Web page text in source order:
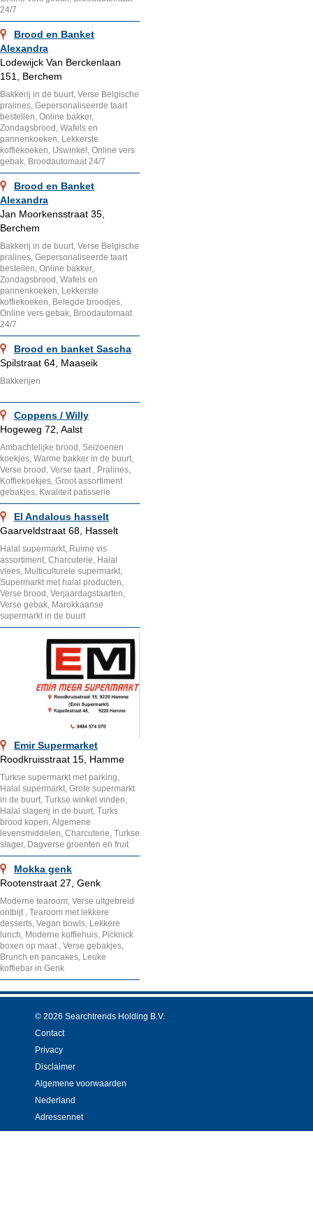
24/7
Brood en Banket
Alexandra
Lodewijck Van Berckenlaan
151, Berchem
Bakkerij in de buurt, Verse Belgische
pralines, Gepersonaliseerde taart
bestellen, Online bakker,
Zondagsbrood, Wafels en
pannenkoeken, Lekkerste
koffiekoeken, IJswinkel, Online vers
gebak, Broodautomaat 24/7
Brood en Banket
Alexandra
Jan Moorkensstraat 35,
Berchem
Bakkerij in de buurt, Verse Belgische
pralines, Gepersonaliseerde taart
bestellen, Online bakker,
Zondagsbrood, Wafels en
pannenkoeken, Lekkerste
koffiekoeken, Belegde broodjes,
Online vers gebak, Broodautomaat
24/7
Brood en banket Sascha
Spilstraat 64, Maaseik
Bakkerijen
Coppens / Willy
Hogeweg 72, Aalst
Ambachtelijke brood, Seizoenen
koekjes, Warme bakker in de buurt,
Verse brood, Verse taart , Pralines,
Koffiekoekjes, Groot assortiment
gebakjes, Kwaliteit patisserie
El Andalous hasselt
Gaarveldstraat 68, Hasselt
Halal supermarkt, Ruime vis
assortiment, Charcuterie, Halal
vlees, Multiculturele supermarkt,
Supermarkt met halal producten,
Verse brood, Verjaardagstaarten,
Verse gebak, Marokkaanse
supermarkt in de buurt
Emir Supermarket
Roodkruisstraat 15, Hamme
Turkse supermarkt met parking,
Halal supermarkt, Grote supermarkt
in de buurt, Turkse winkel vinden,
Halal slagerij in de buurt, Turks
brood kopen, Algemene
levensmiddelen, Charcuterie, Turkse
slager, Dagverse groenten en fruit
Mokka genk
Rootenstraat 27, Genk
Moderne tearoom, Verse uitgebreid
ontbijt , Tearoom met lekkere
desserts, Vegan bowls, Lekkere
lunch, Moderne koffiehuis, Picknick
boxen op maat , Verse gebakjes,
Brunch en pancakes, Leuke
koffiebar in Genk
© 2026 Searchtrends Holding B.V.
Contact
Privacy
Disclaimer
Algemene voorwaarden
Nederland
Adressennet